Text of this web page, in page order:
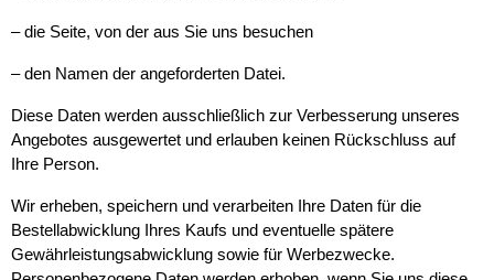
– die Seite, von der aus Sie uns besuchen
– den Namen der angeforderten Datei.
Diese Daten werden ausschließlich zur Verbesserung unseres
Angebotes ausgewertet und erlauben keinen Rückschluss auf
Ihre Person.
Wir erheben, speichern und verarbeiten Ihre Daten für die
Bestellabwicklung Ihres Kaufs und eventuelle spätere
Gewährleistungsabwicklung sowie für Werbezwecke.